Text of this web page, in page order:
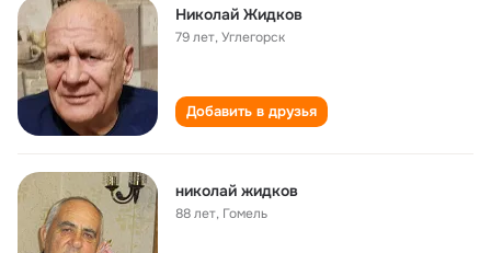
Николай Жидков
79 лет,Углегорск
Добавить в друзья
николай жидков
88 лет, Гомель